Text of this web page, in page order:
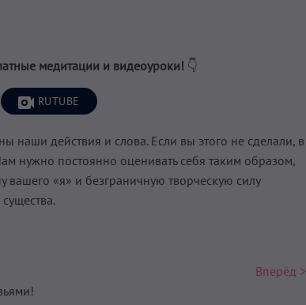
медитации и видеоуроки! 👇
RUTUBE
наши действия и слова. Если вы этого не сделали, в
нужно постоянно оценивать себя таким образом,
вашего «я» и безграничную творческую силу
Вперёд >